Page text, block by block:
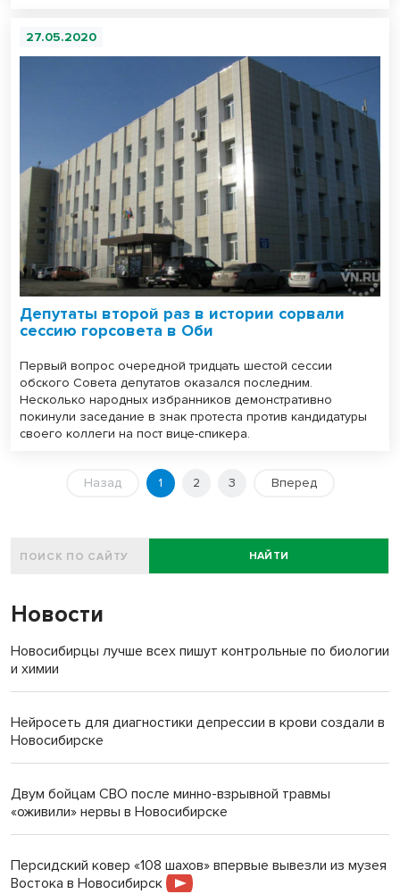
27.05.2020
Депутаты второй раз в истории сорвали
сессию горсовета в Оби
Первый вопрос очередной тридцать шестой сессии
обского Совета депутатов оказался последним.
Несколько народных избранников демонстративно
покинули заседание в знак протеста против кандидатуры
своего коллеги на пост вице-спикера.
Назад 1 2 3 Вперед
НАЙТИ
Новости
Новосибирцы лучше всех пишут контрольные по биологии
и химии
Нейросеть для диагностики депрессии в крови создали в
Новосибирске
Двум бойцам СВО после минно-взрывной травмы
«оживили» нервы в Новосибирске
Персидский ковер «108 шахов» впервые вывезли из музея
Востока в Новосибирск